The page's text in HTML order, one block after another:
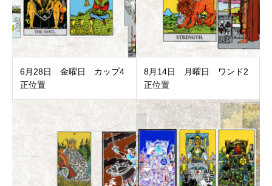
6月28日 金曜日 カップ4
正位置
8月14日 月曜日 ワンド2
正位置